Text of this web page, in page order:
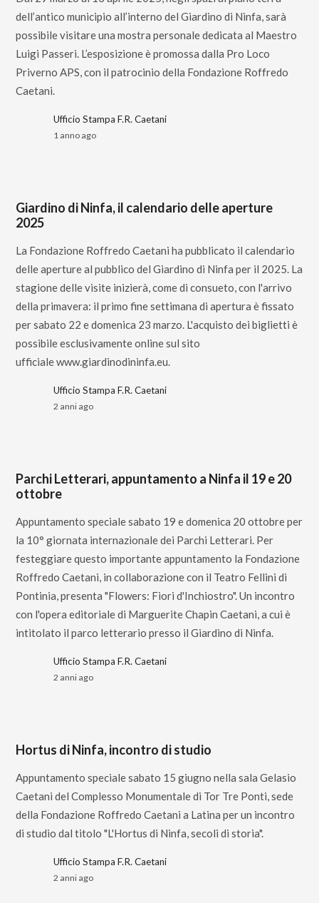
dell’antico municipio all’interno del Giardino di Ninfa, sarà
possibile visitare una mostra personale dedicata al Maestro
Luigi Passeri. L’esposizione è promossa dalla Pro Loco
Priverno APS, con il patrocinio della Fondazione Roffredo
Caetani.
Ufficio Stampa F.R. Caetani
1 anno ago
Giardino di Ninfa, il calendario delle aperture
2025
La Fondazione Roffredo Caetani ha pubblicato il calendario
delle aperture al pubblico del Giardino di Ninfa per il 2025. La
stagione delle visite inizierà, come di consueto, con l'arrivo
della primavera: il primo fine settimana di apertura è fissato
per sabato 22 e domenica 23 marzo. L'acquisto dei biglietti è
possibile esclusivamente online sul sito
ufficiale www.giardinodininfa.eu.
Ufficio Stampa F.R. Caetani
2 anni ago
Parchi Letterari, appuntamento a Ninfa il 19 e 20
ottobre
Appuntamento speciale sabato 19 e domenica 20 ottobre per
la 10° giornata internazionale dei Parchi Letterari. Per
festeggiare questo importante appuntamento la Fondazione
Roffredo Caetani, in collaborazione con il Teatro Fellini di
Pontinia, presenta "Flowers: Fiori d'Inchiostro". Un incontro
con l'opera editoriale di Marguerite Chapin Caetani, a cui è
intitolato il parco letterario presso il Giardino di Ninfa.
Ufficio Stampa F.R. Caetani
2 anni ago
Hortus di Ninfa, incontro di studio
Appuntamento speciale sabato 15 giugno nella sala Gelasio
Caetani del Complesso Monumentale di Tor Tre Ponti, sede
della Fondazione Roffredo Caetani a Latina per un incontro
di studio dal titolo "L'Hortus di Ninfa, secoli di storia".
Ufficio Stampa F.R. Caetani
2 anni ago